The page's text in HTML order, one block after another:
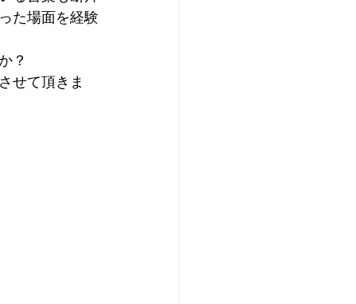
た場面を経験
？
せて頂きま